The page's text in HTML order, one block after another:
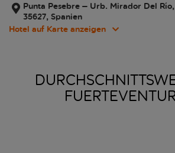
Punta Pesebre – Urb. Mirador Del
35627, Spanien
Hotel auf Karte anzeigen